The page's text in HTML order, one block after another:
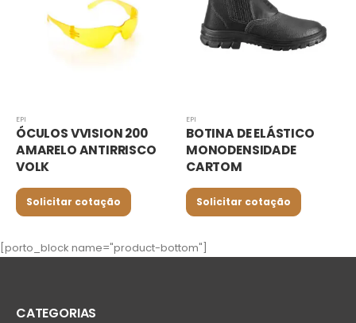
EPI
ÓCULOS VVISION 200
AMARELO ANTIRRISCO
VOLK
Solicitar cotação
EPI
BOTINA DE ELÁSTICO
MONODENSIDADE
CARTOM
Solicitar cotação
[porto_block name="product-bottom"]
CATEGORIAS